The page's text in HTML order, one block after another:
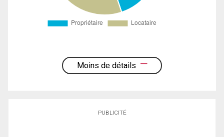
Moins de détails
PUBLICITÉ